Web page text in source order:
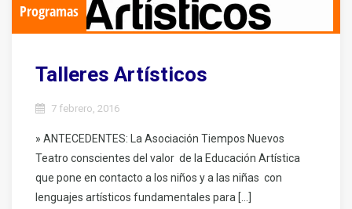
Programas
Talleres Artísticos
7 febrero, 2016
» ANTECEDENTES: La Asociación Tiempos Nuevos
Teatro conscientes del valor de la Educación Artística
que pone en contacto a los niños y a las niñas con
lenguajes artísticos fundamentales para […]